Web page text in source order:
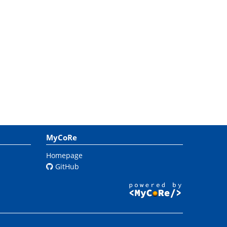
MyCoRe
Homepage
GitHub